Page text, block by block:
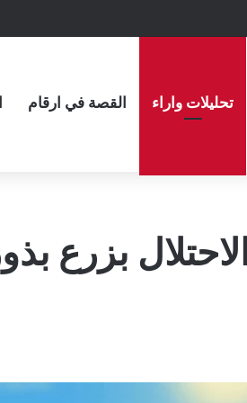
تحليلات واراء القصة في ارقام
بزرع